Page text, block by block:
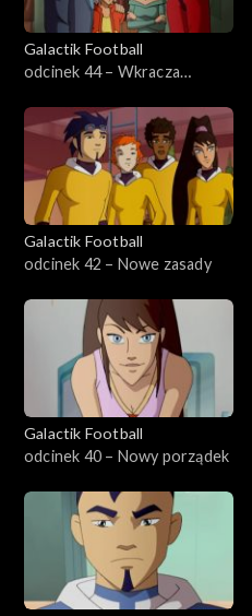
Galactik Football
odcinek 44 – Wkracza
Galactik Football
odcinek 42 – Nowe zasady
Galactik Football
odcinek 40 – Nowy porządek